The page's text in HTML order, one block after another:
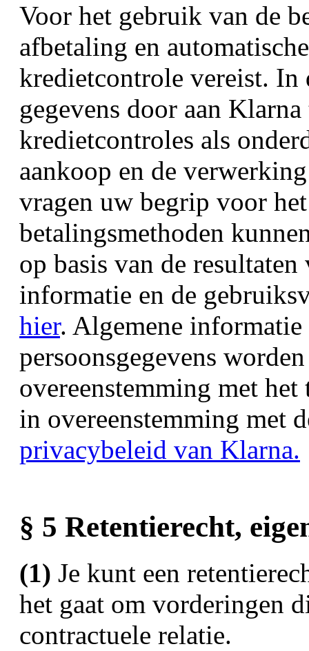
Voor het gebruik van de
afbetaling en
kredietcontrole vereist. In
gegevens door aan
kredietcontroles als
aankoop en de
vragen uw begrip voor
betalingsmethoden
op basis van de
informatie en de
hier. Algemene
persoonsgegevens
overeenstemming met
in overeenstemming met
privacybeleid van Klarna.
§ 5 Retentierecht,
(1) Je kunt een
het gaat om vorderingen
contractuele relatie.